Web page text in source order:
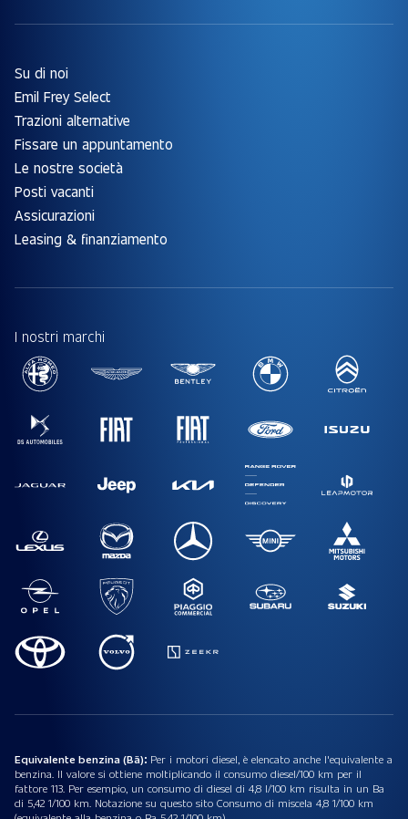
Su di noi
Emil Frey Select
Trazioni alternative
Fissare un appuntamento
Le nostre società
Posti vacanti
Assicurazioni
Leasing & finanziamento
I nostri marchi
Equivalente benzina (Bä): Per i motori diesel, è elencato anche l'equivalente a
benzina. Il valore si ottiene moltiplicando il consumo diesel/100 km per il
fattore 113. Per esempio, un consumo di diesel di 4,8 l/100 km risulta in un Ba
di 5,42 1/100 km. Notazione su questo sito Consumo di miscela 4,8 1/100 km